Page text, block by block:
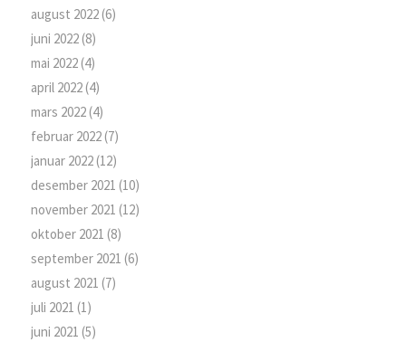
august 2022(6)
juni 2022(8)
mai 2022(4)
april 2022(4)
mars 2022(4)
februar 2022(7)
januar 2022(12)
desember 2021 (10)
november 2021 (12)
oktober 2021 (8)
september 2021 (6)
august 2021 (7)
juli 2021 (1)
juni 2021 (5)